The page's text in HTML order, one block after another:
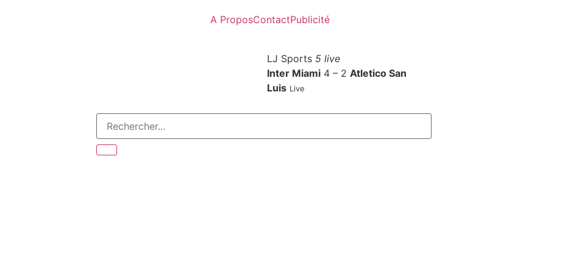
A ProposContactPublicité
LJ Sports 5 live
Inter Miami 4 – 2 Atletico San
Luis Live